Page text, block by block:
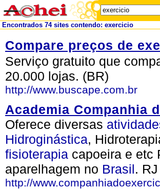
Encontrados 74 sites contendo: exercicio
Compare preços de
Serviço gratuito que
20.000 lojas. (BR)
http://www.buscape.com.br
Academia Companhia
Oferece diversas
Hidroginástica,
fisioterapia capoeira e etc
aparelhagem no Brasil.
http://